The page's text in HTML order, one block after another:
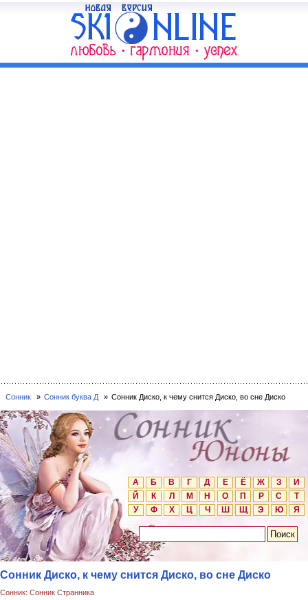
Сонник Сонник буква Д Сонник Диско, к чему снится Диско, во сне Диско
А Б В Г Д Е Ё Ж З
И
Й
К Л М Н О П Р С
Т
У
Ф Х Ц Ч Ш Щ Э Ю Я
Сонник Диско, к чему снится Диско, во сне Диско
Сонник: Сонник Странника